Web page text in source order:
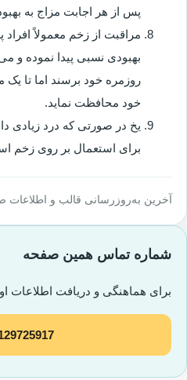
پس از هر اجابت مزاج به
مراقبت از زخم معمولاً
بهبودی نسبی پیدا نموده و
روزمره خود برسند اما تا یک
خود محافظت نماید.
یخ در صورتی که درد زیادی
برای استعمال بر روی زخم
آخرین به‌روزرسانی قالب و اطلاعات صفحه: ۳۰
شماره تماس همین صفحه
برای هماهنگی و دریافت اطلاعات